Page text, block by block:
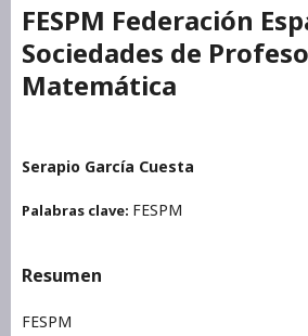
FESPM Federación
Sociedades de
Matemática
Serapio García Cuesta
Palabras clave: FESPM
Resumen
FESPM